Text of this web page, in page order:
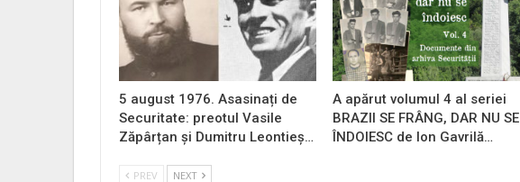
5 august 1976. Asasinați de
Securitate: preotul Vasile
Zăpârțan și Dumitru Leontieș…
A apărut volumul 4 al seriei
BRAZII SE FRÂNG, DAR NU SE
ÎNDOIESC de Ion Gavrilă…
PREV NEXT